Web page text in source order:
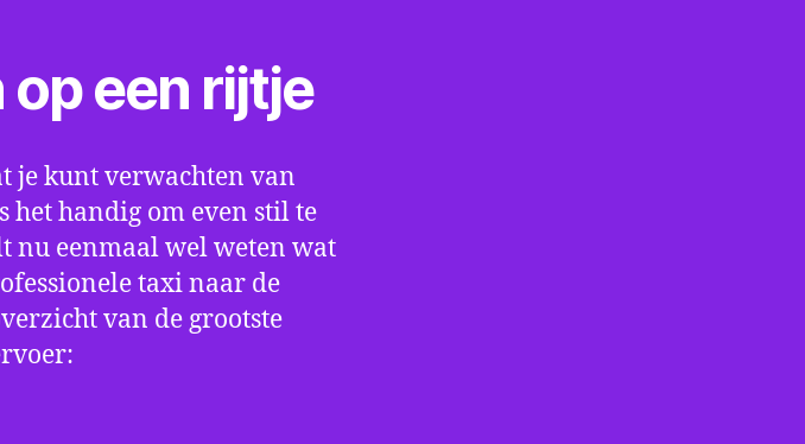
een rijtje
je kunt verwachten van
handig om even stil te
nu eenmaal wel weten wat
taxi naar de
van de grootste